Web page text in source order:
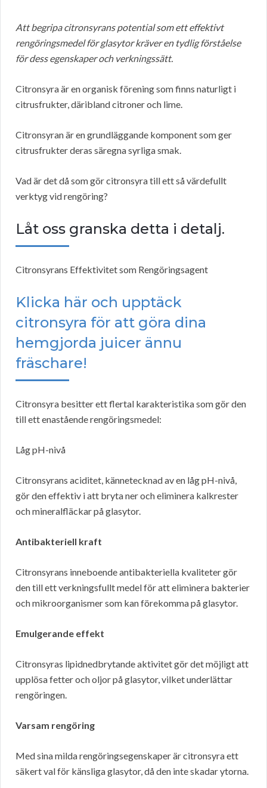
Att begripa citronsyrans potential som ett effektivt
rengöringsmedel för glasytor kräver en tydlig förståelse
för dess egenskaper och verkningssätt.
Citronsyra är en organisk förening som finns naturligt i
citrusfrukter, däribland citroner och lime.
Citronsyran är en grundläggande komponent som ger
citrusfrukter deras säregna syrliga smak.
Vad är det då som gör citronsyra till ett så värdefullt
verktyg vid rengöring?
Låt oss granska detta i detalj.
Citronsyrans Effektivitet som Rengöringsagent
Klicka här och upptäck
citronsyra för att göra dina
hemgjorda juicer ännu
fräschare!
Citronsyra besitter ett flertal karakteristika som gör den
till ett enastående rengöringsmedel:
Låg pH-nivå
Citronsyrans aciditet, kännetecknad av en låg pH-nivå,
gör den effektiv i att bryta ner och eliminera kalkrester
och mineralfläckar på glasytor.
Antibakteriell kraft
Citronsyrans inneboende antibakteriella kvaliteter gör
den till ett verkningsfullt medel för att eliminera bakterier
och mikroorganismer som kan förekomma på glasytor.
Emulgerande effekt
Citronsyras lipidnedbrytande aktivitet gör det möjligt att
upplösa fetter och oljor på glasytor, vilket underlättar
rengöringen.
Varsam rengöring
Med sina milda rengöringsegenskaper är citronsyra ett
säkert val för känsliga glasytor, då den inte skadar ytorna.